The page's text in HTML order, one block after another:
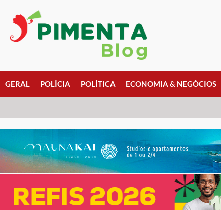
GERAL POLÍCIA POLÍTICA ECONOMIA & NEGÓCIOS